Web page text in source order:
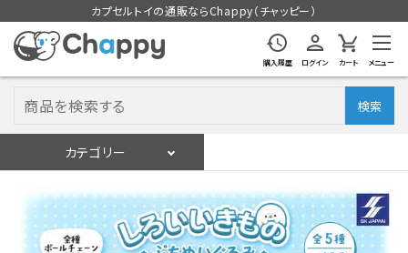
カプセルトイの通販ならChappy（チャッピー）
購入履歴 ログイン カート メニュー
検索
カテゴリー
ログイン 会員登録
入荷スケジュールをチェック